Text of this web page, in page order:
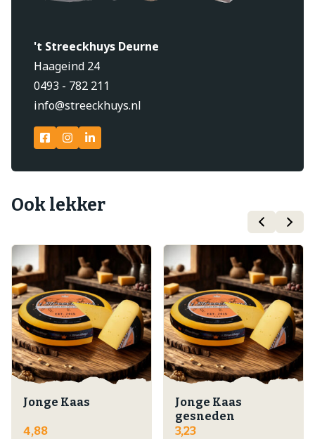
't Streeckhuys Deurne
Haageind 24
0493 - 782 211
info@streeckhuys.nl
Ook lekker
Jonge Kaas
4,88
Jonge Kaas
gesneden
3,23